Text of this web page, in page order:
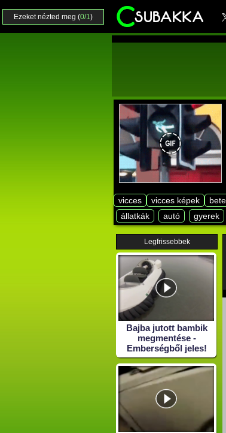
Ezeket nézted meg (0/1)
vicces vicces képek
állatkák
autó gyerek
Legfrissebbek
Bajba jutott bambik
megmentése -
Emberségből jeles!